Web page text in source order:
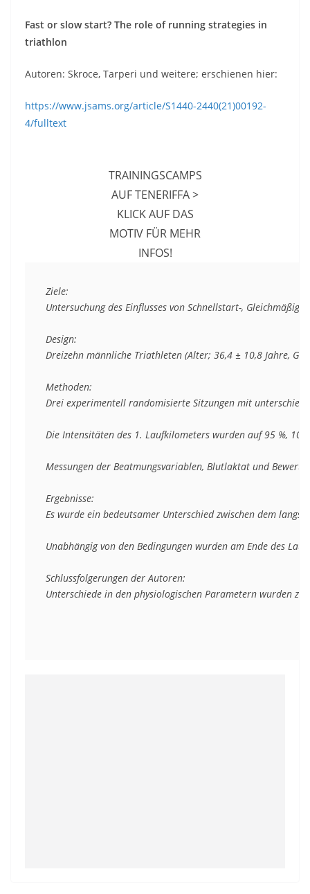
Fast or slow start? The role of running strategies in
triathlon
Autoren: Skroce, Tarperi und weitere; erschienen hier:
https://www.jsams.org/article/S1440-2440(21)00192-
4/fulltext
TRAININGSCAMPS
AUF TENERIFFA >
KLICK AUF DAS
MOTIV FÜR MEHR
INFOS!
Ziele:
Untersuchung des Einflusses von Schnellstart-,
Design:
Dreizehn männliche Triathleten (Alter; 36,4 ± 10,8 Jahre,
Methoden:
Drei experimentell randomisierte Sitzungen mit
Die Intensitäten des 1. Laufkilometers wurden auf 95 %,
Messungen der Beatmungsvariablen, Blutlaktat und
Ergebnisse:
Es wurde ein bedeutsamer Unterschied zwischen dem
Unabhängig von den Bedingungen wurden am Ende des
Schlussfolgerungen der Autoren: